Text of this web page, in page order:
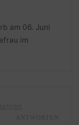
am 06. Juni
im